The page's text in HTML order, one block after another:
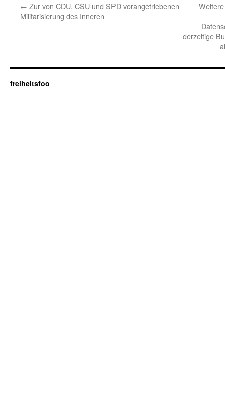
← Zur von CDU, CSU und SPD vorangetriebenen
Militarisierung des Inneren
derzeitige
freiheitsfoo